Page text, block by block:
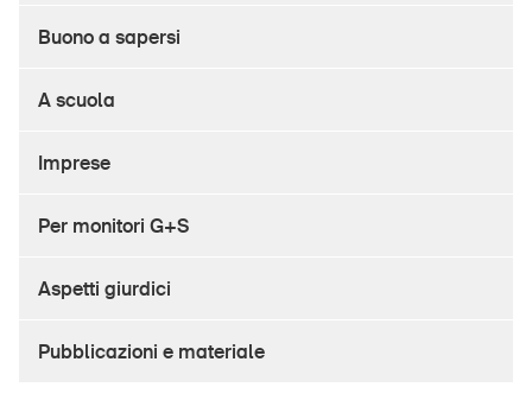
Corsi ed eventi
Delegate e delegati alla sicurezza e Comuni
Contatto e consulenza
Buono a sapersi
A scuola
Imprese
Per monitori G+S
Aspetti giurdici
Pubblicazioni e materiale